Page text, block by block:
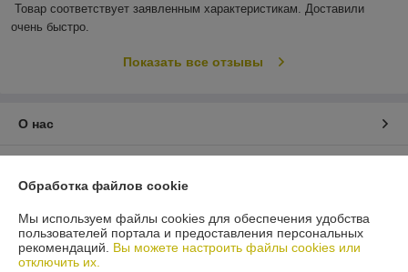
Товар соответствует заявленным характеристикам. Доставили
очень быстро.
Показать все отзывы
О нас
График работы
Обработка файлов cookie
Мы используем файлы cookies для обеспечения удобства
пользователей портала и предоставления персональных
рекомендаций. Вы можете настроить файлы cookies или
отключить их.